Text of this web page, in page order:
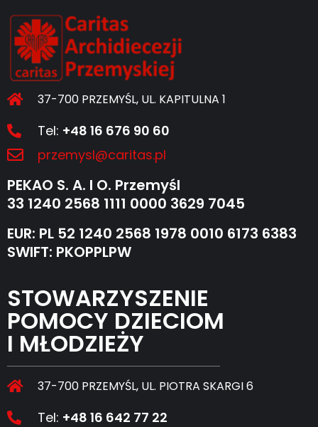
37-700 PRZEMYŚL, UL. KAPITULNA 1
Tel: +48 16 676 90 60
przemysl@caritas.pl
PEKAO S. A. I O. Przemyśl
33 1240 2568 1111 0000 3629 7045
EUR: PL 52 1240 2568 1978 0010 6173 6383
SWIFT: PKOPPLPW
STOWARZYSZENIE
POMOCY DZIECIOM
I MŁODZIEŻY
37-700 PRZEMYŚL, UL. PIOTRA SKARGI 6
Tel: +48 16 642 77 22